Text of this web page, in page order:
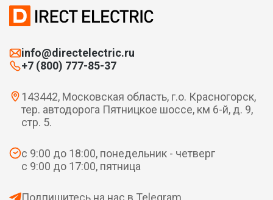
info@directelectric.ru
+7 (800) 777-85-37
143442, Московская область, г.о. Красногорск,
тер. автодорога Пятницкое шоссе, км 6-й, д. 9,
стр. 5.
с 9:00 до 18:00, понедельник - четверг
с 9:00 до 17:00, пятница
Подпишитесь на нас в Telegram